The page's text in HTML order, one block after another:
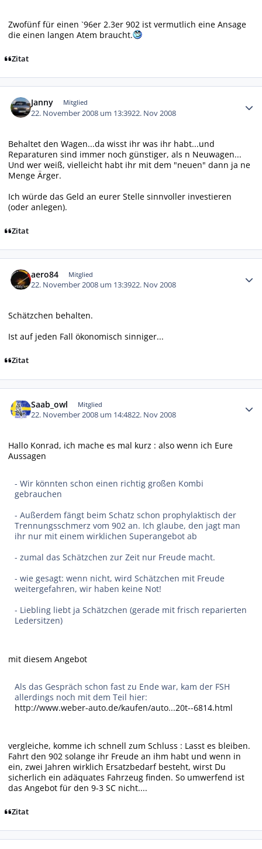
Zwofünf für einen `96er 2.3er 902 ist vermutlich eine Ansage
die einen langen Atem braucht.
Zitat
Janny Mitglied
22. November 2008 um 13:3922. Nov 2008
Behaltet den Wagen...da wisst ihr was ihr habt...und
Reparaturen sind immer noch günstiger, als n Neuwagen...
Und wer weiß, vielleicht habt ihr mit dem "neuen" dann ja ne
Menge Ärger.
Ich würde das Geld an eurer Stelle sinnvoller investieren
(oder anlegen).
Zitat
aero84 Mitglied
22. November 2008 um 13:3922. Nov 2008
Schätzchen behalten.
Ist auf jeden Fall ökonomisch sinniger...
Zitat
Saab_owl Mitglied
22. November 2008 um 14:4822. Nov 2008
Hallo Konrad, ich mache es mal kurz : also wenn ich Eure
Aussagen
- Wir könnten schon einen richtig großen Kombi
gebrauchen
- Außerdem fängt beim Schatz schon prophylaktisch der
Trennungsschmerz vom 902 an. Ich glaube, den jagt man
ihr nur mit einem wirklichen Superangebot ab
- zumal das Schätzchen zur Zeit nur Freude macht.
- wie gesagt: wenn nicht, wird Schätzchen mit Freude
weitergefahren, wir haben keine Not!
- Liebling liebt ja Schätzchen (gerade mit frisch reparierten
Ledersitzen)
mit diesem Angebot
Als das Gespräch schon fast zu Ende war, kam der FSH
allerdings noch mit dem Teil hier:
http://www.weber-auto.de/kaufen/auto...20t--6814.html
vergleiche, komme ich schnell zum Schluss : Lasst es bleiben.
Fahrt den 902 solange ihr Freude an ihm habt und wenn in
ein, zwei Jahren wirklich Ersatzbedarf besteht, wirst Du
sicherlich ein adäquates Fahrzeug finden. So umwerfend ist
das Angebot für den 9-3 SC nicht....
Zitat